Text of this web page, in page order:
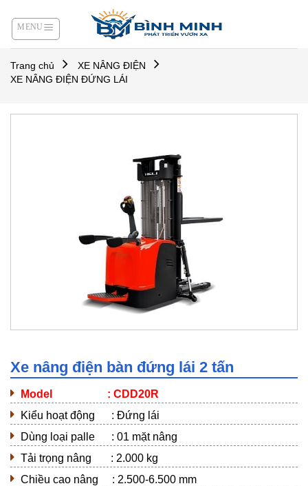
content
Trang chủ
XE NÂNG ĐIỆN
XE NÂNG ĐIỆN ĐỨNG LÁI
Xe nâng điện bàn đứng lái 2 tấn
Model : CDD20R
Kiểu hoạt động : Đứng lái
Dùng loại palle : 01 mặt nâng
Tải trọng nâng : 2.000 kg
Chiều cao nâng : 2.500-6.500 mm